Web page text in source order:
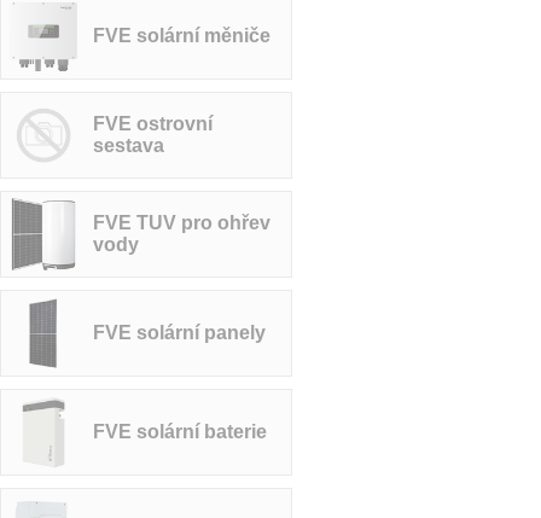
FVE solární měniče
FVE ostrovní
sestava
FVE TUV pro ohřev
vody
FVE solární panely
FVE solární baterie